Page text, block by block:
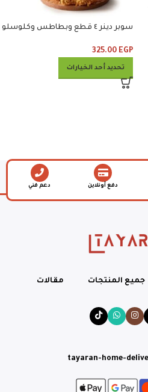
سوبر دينر ٤ قطع وبطاطس وكلوسلو
325.00 EGP
تحديد أحد الخيارات
دفع أونلاين دعم فني
جميع المنتجات مقالات